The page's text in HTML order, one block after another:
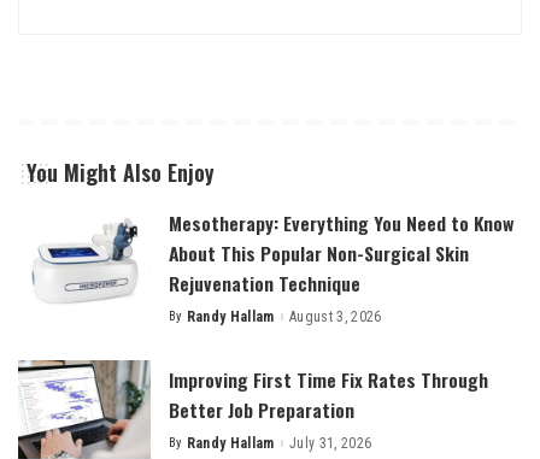
You Might Also Enjoy
Mesotherapy: Everything You Need to Know
About This Popular Non-Surgical Skin
Rejuvenation Technique
Posted
By Randy Hallam August 3, 2026
Improving First Time Fix Rates Through
Better Job Preparation
Posted
By Randy Hallam July 31, 2026